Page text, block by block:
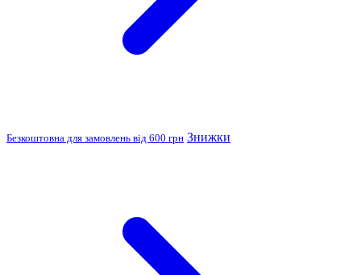
Безкоштовна для замовлень від 600 грн Знижки